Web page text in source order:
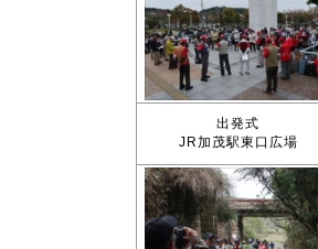
出発式
JR加茂駅東口広場